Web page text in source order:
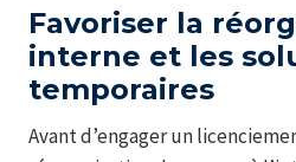
Favoriser la
interne et les
temporaires
Avant d’engager un